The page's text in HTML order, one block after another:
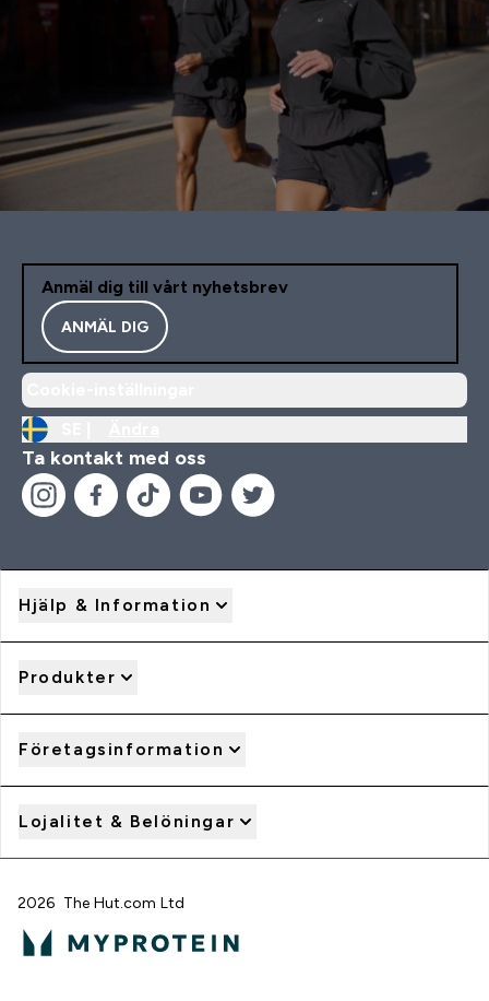
Anmäl dig till vårt nyhetsbrev
ANMÄL DIG
Ta kontakt med oss
Hjälp & Information
Produkter
Företagsinformation
Lojalitet & Belöningar
2026 The Hut.com Ltd